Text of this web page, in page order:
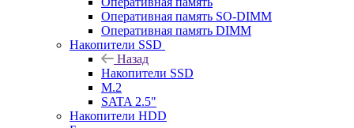
Оперативная память SO-DIMM
Оперативная память DIMM
Накопители SSD
Назад
Накопители SSD
M.2
SATA 2.5"
Накопители HDD